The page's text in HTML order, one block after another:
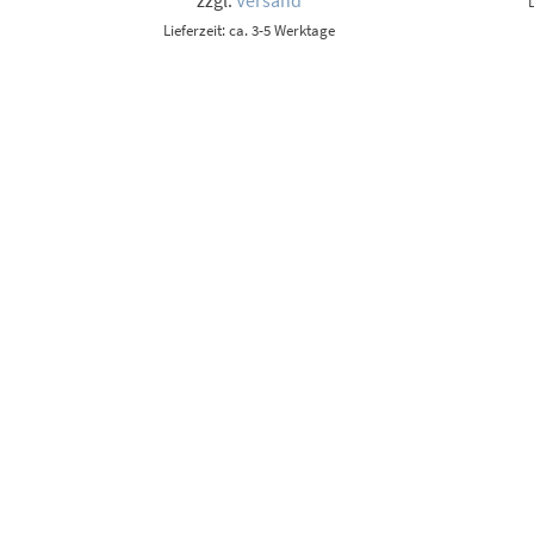
Lieferzeit: ca. 3-5 Werktage